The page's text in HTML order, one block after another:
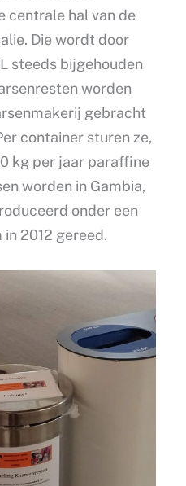
centrale hal van de
Die wordt door
steeds bijgehouden
worden
gebracht
container sturen ze,
kg per jaar paraffine
worden in Gambia,
onder een
2012 gereed.